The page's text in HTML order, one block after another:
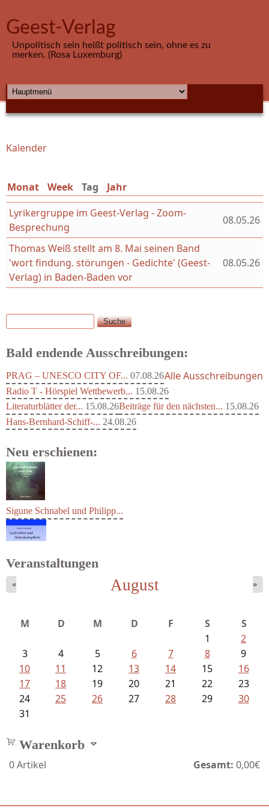
Geest-Verlag
Unpolitisch sein heißt politisch sein, ohne es zu
merken. (Rosa Luxemburg)
HAUPTMENÜ
Sie sind hier
Kalender
Monat Week Tag (aktiver Reiter)
Jahr
Lyrikergruppe im Geest-Verlag - Zoom-
Besprechung
08.05.26
Thomas Weiß stellt am 8. Mai seinen Band
'wort findung. störungen - Gedichte' (Geest-
Verlag) in Baden-Baden vor
08.05.26
Suchformular
Suche
Bald endende Ausschreibungen:
PRAG – UNESCO CITY OF... 07.08.26
Radio T - Hörspiel Wettbewerb... 15.08.26
Literaturblätter der... 15.08.26Beiträge für den nächsten... 15.08.26
Hans-Bernhard-Schiff-... 24.08.26
Alle Ausschreibungen
Neu erschienen:
Sigune Schnabel und Philipp...
Veranstaltungen
August
« »
M D M D F S
S
1
2
3
4 5 6 7 8
9
10
11 12 13 14 15
16
17
18 19 20 21 22
23
24
25 26 27 28 29
30
31
Warenkorb
0Artikel Gesamt: 0,00€